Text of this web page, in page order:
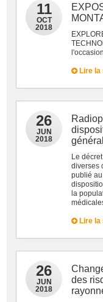
11
OCT
2018
Lire la
26
JUN
2018
Le
diverses
publié
la
Lire la
26
JUN
2018
des